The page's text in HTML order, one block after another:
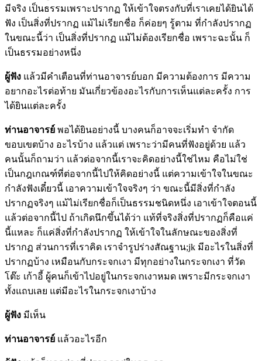
มีจริง เป็นธรรมเพราะปรากฏ ให้เข้าใจตรงกับที่เราเคยได้ยินได้
ฟัง เป็นสิ่งที่ปรากฏ แม้ไม่เรียกชื่อ ก็ค่อยๆ รู้ตาม ที่กำลังปรากฏ
ในขณะนี้ว่า เป็นสิ่งที่ปรากฏ แม้ไม่ต้องเรียกชื่อ เพราะฉะนั้น ก็
เป็นธรรมอย่างหนึ่ง
ผู้ฟัง แล้วมีคำเตือนที่ท่านอาจารย์บอก มีความต้องการ มีความ
อยากอะไรต่อท้าย มันเกี่ยวข้องอะไรกับการเห็นแต่ละครั้ง การ
ได้ยินแต่ละครั้ง
ท่านอาจารย์ พอได้ยินอย่างนี้ บางคนก็อาจจะเริ่มทำ จำกัด
ขอบเขตบ้าง อะไรบ้าง แล้วแต่ เพราะว่ามีคนที่ฟังอยู่ด้วย แล้ว
คนนั้นก็ถามว่า แล้วต่อจากนี้เราจะคิดอย่างนี้ใช่ไหม คือไม่ใช่
เป็นกฎเกณฑ์ที่ต่อจากนี้ไปให้คิดอย่างนี้ แต่ความเข้าใจในขณะ
กำลังฟังเดี๋ยวนี้ เอาความเข้าใจจริงๆ ว่า ขณะนี้มีสิ่งที่กำลัง
ปรากฏจริงๆ แม้ไม่เรียกชื่อก็เป็นธรรมชนิดหนึ่ง เอาเข้าใจตอนนี้
แล้วต่อจากนี้ไป ถ้าเกิดนึกขึ้นได้ว่า แท้ที่จริงสิ่งที่ปรากฏก็คือแค่
นี้แหละ ก็แค่สิ่งที่กำลังปรากฏ ให้เข้าใจในลักษณะของสิ่งที่
ปรากฏ ส่วนการที่เราคิด เราจำรูปร่างสัณฐาน;jk มีอะไรในสิ่งที่
ปรากฏบ้าง เหมือนกับกระจกเงา มีทุกอย่างในกระจกเงา ที่วัด
โต๊ะ เก้าอี้ ผู้คนก็เข้าไปอยู่ในกระจกเงาหมด เพราะมีกระจกเงา
ทั้งแถบเลย แต่มีอะไรในกระจกเงาบ้าง
ผู้ฟัง มีเห็น
ท่านอาจารย์ แล้วอะไรอีก